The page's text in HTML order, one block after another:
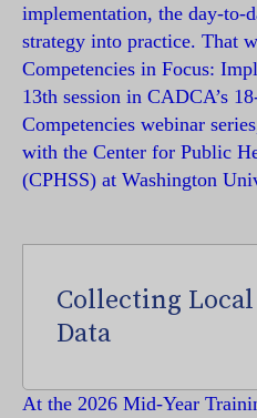
implementation, the day-to-
strategy into practice. That
Competencies in Focus:
13th session in CADCA’s
Competencies webinar
with the Center for Public
(CPHSS) at Washington
Collecting
Data
At the 2026 Mid-Year